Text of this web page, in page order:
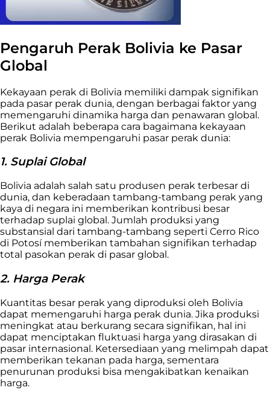
Pengaruh Perak Bolivia ke Pasar
Global
Kekayaan perak di Bolivia memiliki dampak signifikan
pada pasar perak dunia, dengan berbagai faktor yang
memengaruhi dinamika harga dan penawaran global.
Berikut adalah beberapa cara bagaimana kekayaan
perak Bolivia mempengaruhi pasar perak dunia:
1. Suplai Global
Bolivia adalah salah satu produsen perak terbesar di
dunia, dan keberadaan tambang-tambang perak yang
kaya di negara ini memberikan kontribusi besar
terhadap suplai global. Jumlah produksi yang
substansial dari tambang-tambang seperti Cerro Rico
di Potosí memberikan tambahan signifikan terhadap
total pasokan perak di pasar global.
2. Harga Perak
Kuantitas besar perak yang diproduksi oleh Bolivia
dapat memengaruhi harga perak dunia. Jika produksi
meningkat atau berkurang secara signifikan, hal ini
dapat menciptakan fluktuasi harga yang dirasakan di
pasar internasional. Ketersediaan yang melimpah dapat
memberikan tekanan pada harga, sementara
penurunan produksi bisa mengakibatkan kenaikan
harga.